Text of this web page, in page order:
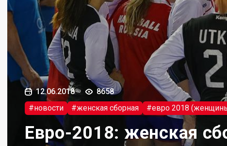
12.06.2018
8658
#новости
#женская сборная #евро 2018
Евро-2018: женская